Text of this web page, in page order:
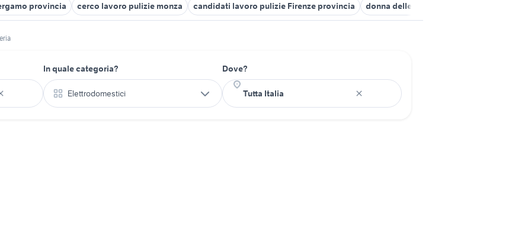
provincia cerco lavoro pulizie monza candidati lavoro pulizie Firenze provincia donna delle pulizie
In quale categoria?
Elettrodomestici
Dove?